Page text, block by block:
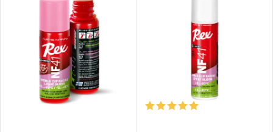
Nejprodávanější
Abecedně